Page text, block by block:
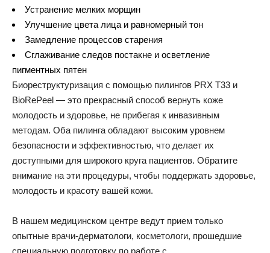
Устранение мелких морщин
Улучшение цвета лица и равномерный тон
Замедление процессов старения
Сглаживание следов постакне и осветление
пигментных пятен
Биореструктуризация с помощью пилингов PRX T33 и
BioRePeel — это прекрасный способ вернуть коже
молодость и здоровье, не прибегая к инвазивным
методам. Оба пилинга обладают высоким уровнем
безопасности и эффективностью, что делает их
доступными для широкого круга пациентов. Обратите
внимание на эти процедуры, чтобы поддержать здоровье,
молодость и красоту вашей кожи.
В нашем медицинском центре ведут прием только
опытные врачи-дерматологи, косметологи, прошедшие
специальную подготовку по работе с